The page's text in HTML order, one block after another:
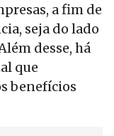
a fim de
seja do lado
desse, há
que
benefícios